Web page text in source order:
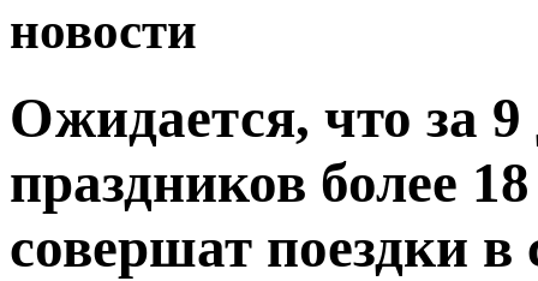
новости
Ожидается, что за 9
праздников более
совершат поездки